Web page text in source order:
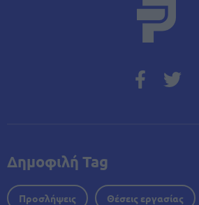
Δημοφιλή Tag
Προσλήψεις Θέσεις εργασίας